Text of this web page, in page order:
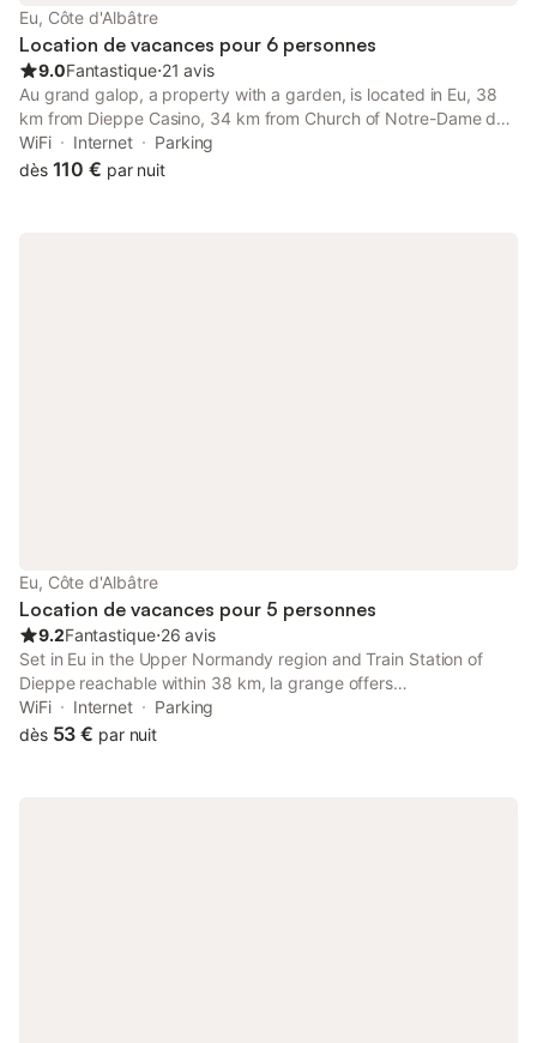
Eu, Côte d'Albâtre
Location de vacances pour 6 personnes
9.0Fantastique⋅21 avis
Au grand galop, a property with a garden, is located in Eu, 38
km from Dieppe Casino, 34 km from Church of Notre-Dame de
Bonsecours, as well as 37 km from Dieppe Port. This property
offers access to a terrace, free private parking and free WiFi.
WiFi Internet
Parking
dès 110 € par nuit
Eu, Côte d'Albâtre
Location de vacances pour 5 personnes
9.2Fantastique⋅26 avis
Set in Eu in the Upper Normandy region and Train Station of
Dieppe reachable within 38 km, la grange offers
accommodation with free WiFi, barbecue facilities, a garden and
free private parking.
WiFi Internet
Parking
dès 53 € par nuit